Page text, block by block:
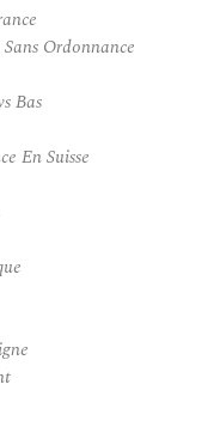
Ordonnance
Bas
En Suisse